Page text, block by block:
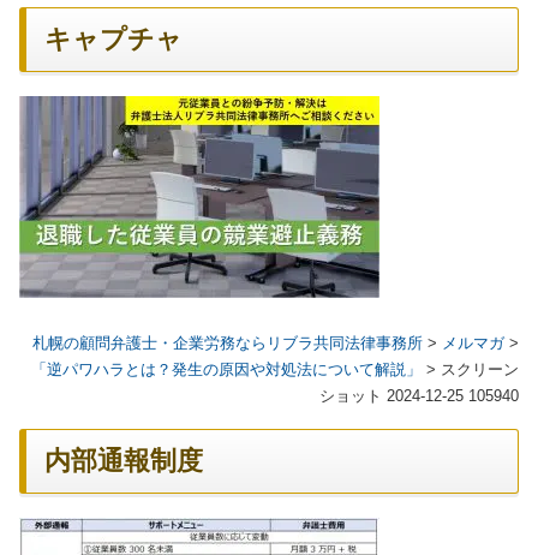
キャプチャ
札幌の顧問弁護士・企業労務ならリブラ共同法律事務所 > メルマガ>
「逆パワハラとは？発生の原因や対処法について解説」
> スクリーン
ショット 2024-12-25 105940
内部通報制度